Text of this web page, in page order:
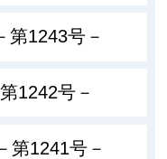
第1243号－
1242号－
第1241号－